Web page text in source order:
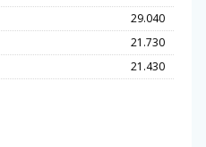
29.040
21.730
21.430